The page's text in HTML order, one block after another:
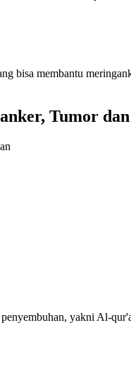
bisa membantu
Tumor
yakni Al-